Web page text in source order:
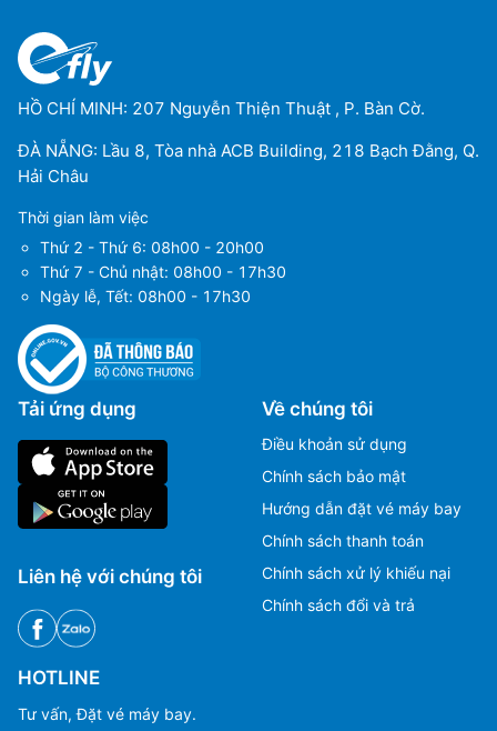
HỒ CHÍ MINH: 207 Nguyễn Thiện Thuật , P. Bàn Cờ.
ĐÀ NẴNG: Lầu 8, Tòa nhà ACB Building, 218 Bạch Đằng, Q.
Hải Châu
Thời gian làm việc
Thứ 2 - Thứ 6: 08h00 - 20h00
Thứ 7 - Chủ nhật: 08h00 - 17h30
Ngày lễ, Tết: 08h00 - 17h30
Tải ứng dụng
Liên hệ với chúng tôi
Về chúng tôi
Điều khoản sử dụng
Chính sách bảo mật
Hướng dẫn đặt vé máy bay
Chính sách thanh toán
Chính sách xử lý khiếu nại
Chính sách đổi và trả
HOTLINE
Tư vấn, Đặt vé máy bay.